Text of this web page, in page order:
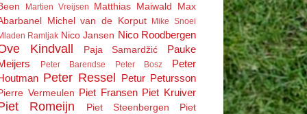
Martien Vreijsen Matthias Maiwald
Max
Michel van de Korput Mike Snoei
Ramljak Nico Jansen Nico Roodbergen
Kindvall Paja Samardžić
Pauke
Peter Barendse Peter Bosz
Peter
Peter Ressel Petur Petursson
Vermeulen Piet Fransen Piet Kruiver
Romeijn Piet Steenbergen
Piet